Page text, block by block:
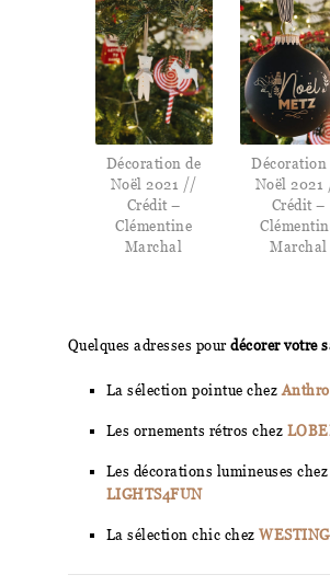
Décoration de
Noël 2021 //
Crédit –
Clémentine
Marchal
Décoration
Noël 2021
Crédit –
Marchal
Quelques adresses pourdécorer votre
La sélection pointue chez
Les ornements rétros chez
Les décorations lumineuses chez
LIGHTS4FUN
La sélection chic chez WESTING